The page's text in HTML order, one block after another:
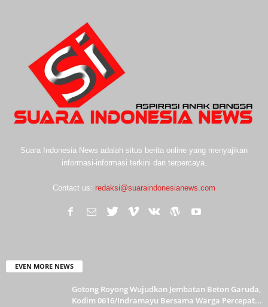
Suara Indonesia News adalah situs berita online yang menyajikan
informasi-informasi terkini dan terpercaya.
Contact us: redaksi@suaraindonesianews.com
EVEN MORE NEWS
Gotong Royong Wujudkan Jembatan Beton Garuda,
Kodim 0616/Indramayu Bersama Warga Percepat...